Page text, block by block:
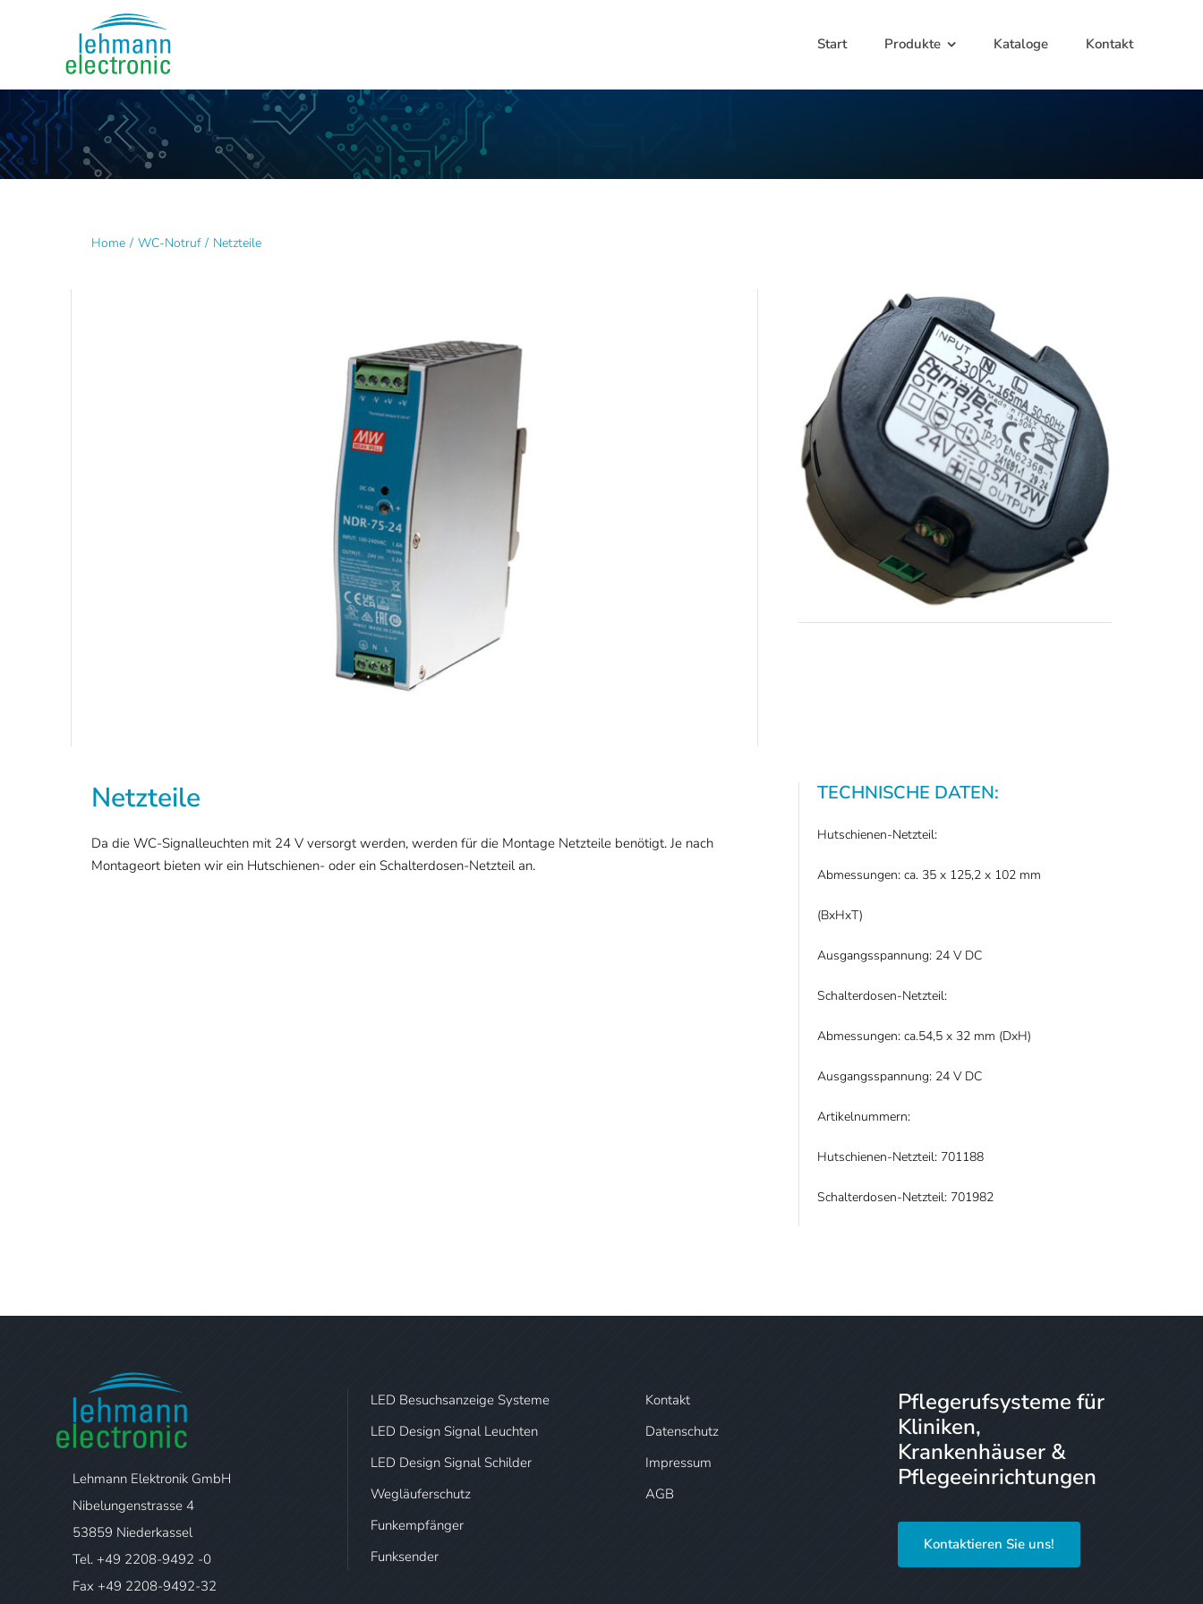
Start Produkte Kataloge Kontakt
Home WC-Notruf Netzteile
Netzteile
Da die WC-Signalleuchten mit 24 V versorgt werden, werden für die Montage Netzteile benötigt. Je nach
Montageort bieten wir ein Hutschienen- oder ein Schalterdosen-Netzteil an.
TECHNISCHE DATEN:
Hutschienen-Netzteil:
Abmessungen: ca. 35 x 125,2 x 102 mm
(BxHxT)
Ausgangsspannung: 24 V DC
Schalterdosen-Netzteil:
Abmessungen: ca.54,5 x 32 mm (DxH)
Ausgangsspannung: 24 V DC
Artikelnummern:
Hutschienen-Netzteil: 701188
Schalterdosen-Netzteil: 701982
Lehmann Elektronik GmbH
Nibelungenstrasse 4
53859 Niederkassel
Tel. +49 2208-9492 -0
Fax +49 2208-9492-32
LED Besuchsanzeige Systeme
LED Design Signal Leuchten
LED Design Signal Schilder
Wegläuferschutz
Funkempfänger
Funksender
Kontakt
Datenschutz
Impressum
AGB
Pflegerufsysteme für
Kliniken,
Krankenhäuser &
Pflegeeinrichtungen
Kontaktieren Sie uns!